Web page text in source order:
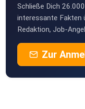
35mm-
Schließe Dich
interessante Fakten
Redaktion, Job-
Zur